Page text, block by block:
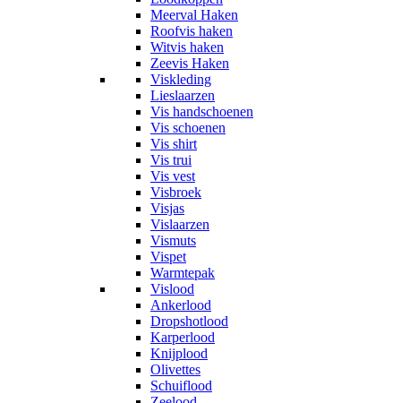
Meerval Haken
Roofvis haken
Witvis haken
Zeevis Haken
Viskleding
Lieslaarzen
Vis handschoenen
Vis schoenen
Vis shirt
Vis trui
Vis vest
Visbroek
Visjas
Vislaarzen
Vismuts
Vispet
Warmtepak
Vislood
Ankerlood
Dropshotlood
Karperlood
Knijplood
Olivettes
Schuiflood